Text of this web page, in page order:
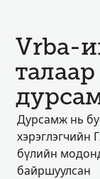
Vrba-
Дурсамж нь
хэрэглэгчийн
бүлийн
байршуулсан